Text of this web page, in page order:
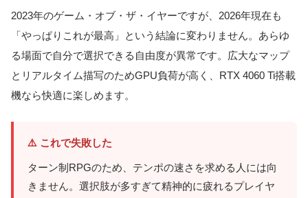
2023年のゲーム・オブ・ザ・イヤーですが、2026年現在も
「やっぱりこれが最高」という結論に変わりません。あらゆ
る場面で自分で選択できる自由度が異常です。広大なマップ
とリアルタイム描写のためGPU負荷が高く、RTX 4060 Ti搭載
機なら快適に楽しめます。
⚠️ これで失敗した
ターン制RPGのため、テンポの速さを求める人には向
きません。選択肢が多すぎて精神的に疲れるプレイヤ